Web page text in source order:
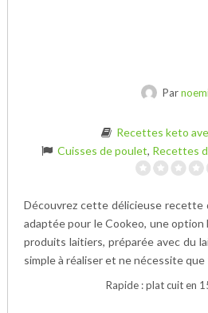
Par
Recettes keto
Cuisses de poulet, Recettes
Découvrez cette délicieuse
adaptée pour le Cookeo, une
produits laitiers, préparée avec du
simple à réaliser et ne nécessite
Rapide : plat cuit en